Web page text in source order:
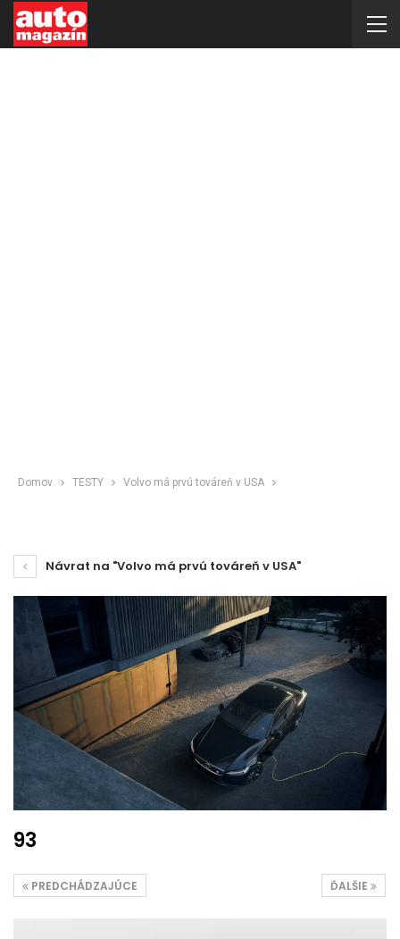
Domov TESTY Volvo má prvú továreň v USA
Návrat na "Volvo má prvú továreň v USA"
93
ĎALŠIE
PREDCHÁDZAJÚCE